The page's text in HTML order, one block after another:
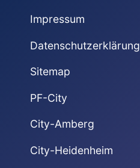
Impressum
Datenschutzerklärung
Sitemap
PF-City
City-Amberg
City-Heidenheim